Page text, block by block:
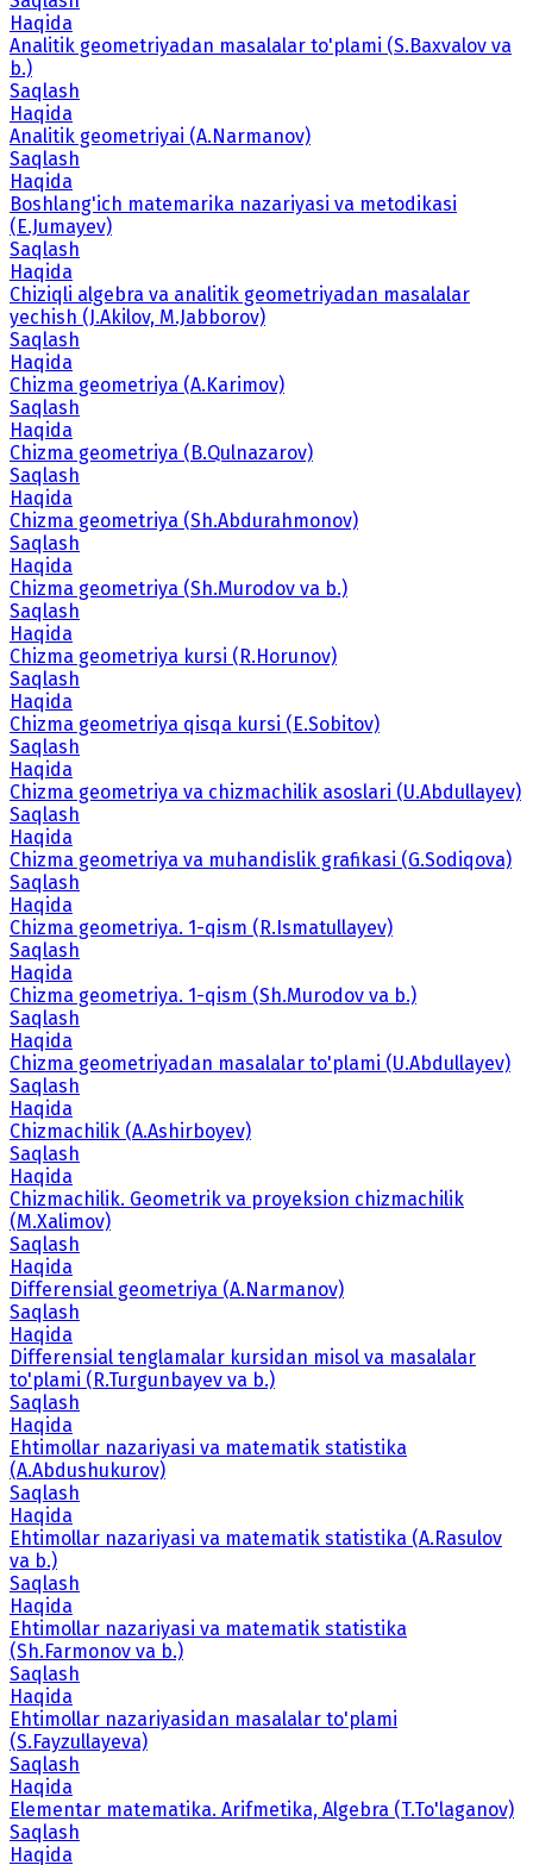
Haqida
Analitik geometriyadan masalalar to'plami (S.Baxvalov va
b.)
Saqlash
Haqida
Analitik geometriyai (A.Narmanov)
Saqlash
Haqida
Boshlang'ich matemarika nazariyasi va metodikasi
(E.Jumayev)
Saqlash
Haqida
Chiziqli algebra va analitik geometriyadan masalalar
yechish (J.Akilov, M.Jabborov)
Saqlash
Haqida
Chizma geometriya (A.Karimov)
Saqlash
Haqida
Chizma geometriya (B.Qulnazarov)
Saqlash
Haqida
Chizma geometriya (Sh.Abdurahmonov)
Saqlash
Haqida
Chizma geometriya (Sh.Murodov va b.)
Saqlash
Haqida
Chizma geometriya kursi (R.Horunov)
Saqlash
Haqida
Chizma geometriya qisqa kursi (E.Sobitov)
Saqlash
Haqida
Chizma geometriya va chizmachilik asoslari (U.Abdullayev)
Saqlash
Haqida
Chizma geometriya va muhandislik grafikasi (G.Sodiqova)
Saqlash
Haqida
Chizma geometriya. 1-qism (R.Ismatullayev)
Saqlash
Haqida
Chizma geometriya. 1-qism (Sh.Murodov va b.)
Saqlash
Haqida
Chizma geometriyadan masalalar to'plami (U.Abdullayev)
Saqlash
Haqida
Chizmachilik (A.Ashirboyev)
Saqlash
Haqida
Chizmachilik. Geometrik va proyeksion chizmachilik
(M.Xalimov)
Saqlash
Haqida
Differensial geometriya (A.Narmanov)
Saqlash
Haqida
Differensial tenglamalar kursidan misol va masalalar
to'plami (R.Turgunbayev va b.)
Saqlash
Haqida
Ehtimollar nazariyasi va matematik statistika
(A.Abdushukurov)
Saqlash
Haqida
Ehtimollar nazariyasi va matematik statistika (A.Rasulov
va b.)
Saqlash
Haqida
Ehtimollar nazariyasi va matematik statistika
(Sh.Farmonov va b.)
Saqlash
Haqida
Ehtimollar nazariyasidan masalalar to'plami
(S.Fayzullayeva)
Saqlash
Haqida
Elementar matematika. Arifmetika, Algebra (T.To'laganov)
Saqlash
Haqida